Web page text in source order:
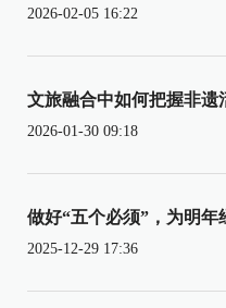
2026-02-05 16:22
文旅融合中如何把握非遗
2026-01-30 09:18
做好“五个必须”，为明年
2025-12-29 17:36